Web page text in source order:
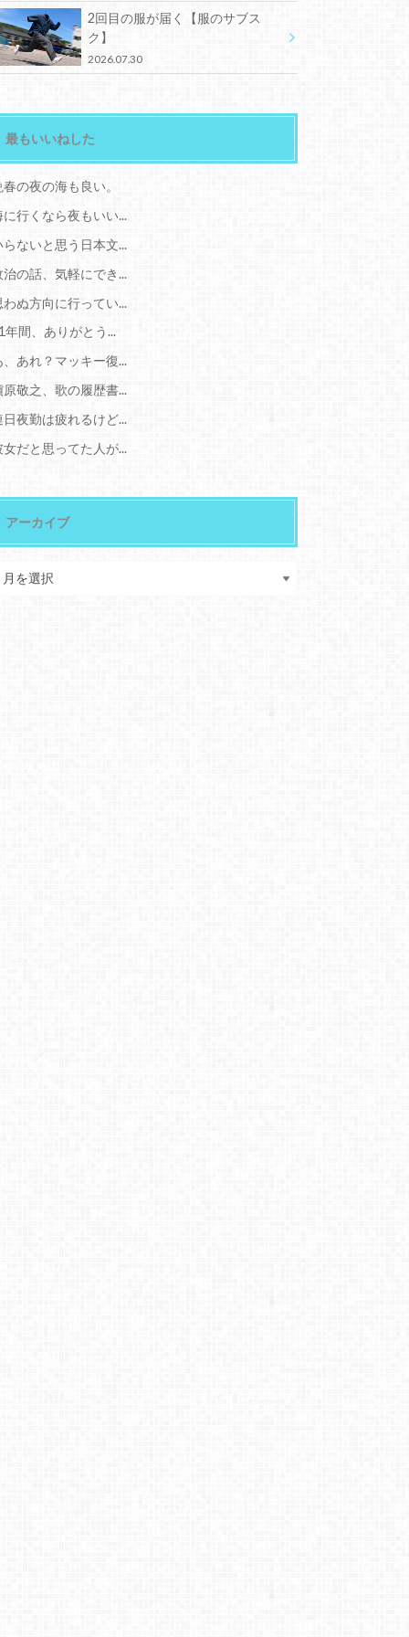
2回目の服が届く【服のサブス
ク】
2026.07.30
最もいいねした
春の夜の海も良い。
に行くなら夜もいい...
らないと思う日本文...
治の話、気軽にでき...
わぬ方向に行ってい...
年間、ありがとう...
、あれ？マッキー復...
原敬之、歌の履歴書...
日夜勤は疲れるけど...
女だと思ってた人が...
アーカイブ